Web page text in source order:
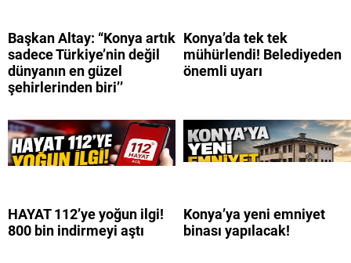
Başkan Altay: “Konya artık
sadece Türkiye’nin değil
dünyanın en güzel
şehirlerinden biri’’
Konya’da tek tek
mühürlendi! Belediyeden
önemli uyarı
HAYAT 112’ye yoğun ilgi!
800 bin indirmeyi aştı
Konya’ya yeni emniyet
binası yapılacak!